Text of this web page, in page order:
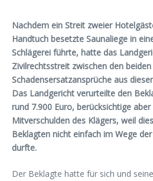
Nachdem ein Streit zweier
Handtuch besetzte Saunaliege in
Schlägerei führte, hatte das
Zivilrechtsstreit zwischen den
Schadensersatzansprüche aus
Das Landgericht verurteilte den
rund 7.900 Euro, berücksichtige
Mitverschulden des Klägers, weil
Beklagten nicht einfach im Wege
durfte.
Der Beklagte hatte für sich und